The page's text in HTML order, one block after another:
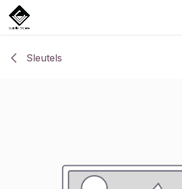
Overslaan naar inhoud
Sleutels